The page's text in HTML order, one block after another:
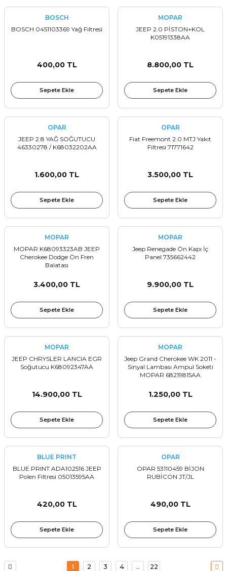
BOSCH
BOSCH 0451103369 Yağ Filtresi
400,00 TL
Sepete Ekle
MOPAR
JEEP 2.0 PİSTON+KOL
K05191338AA
8.800,00 TL
Sepete Ekle
OPAR
JEEP 2.8 YAĞ SOĞUTUCU
46330278 / K68032202AA
1.600,00 TL
Sepete Ekle
OPAR
Fiat Freemont 2.0 MTJ Yakıt
Filtresi 71771642
3.500,00 TL
Sepete Ekle
MOPAR
MOPAR K68093323AB JEEP
Cherokee Dodge Ön Fren
Balatası
3.400,00 TL
Sepete Ekle
MOPAR
Jeep Renegade Ön Kapı İç
Panel 735662442
9.900,00 TL
Sepete Ekle
MOPAR
JEEP CHRYSLER LANCIA EGR
Soğutucu K68092347AA
14.900,00 TL
Sepete Ekle
MOPAR
Jeep Grand Cherokee WK 2011 -
Sinyal Lambası Ampul Soketi
MOPAR 68219815AA
1.250,00 TL
Sepete Ekle
BLUE PRINT
BLUE PRINT ADA102516 JEEP
Polen Filtresi 05013595AA
420,00 TL
Sepete Ekle
OPAR
OPAR 53110459 BİJON
RUBİCON JT/JL
490,00 TL
Sepete Ekle
1 2 3 4 .. 22